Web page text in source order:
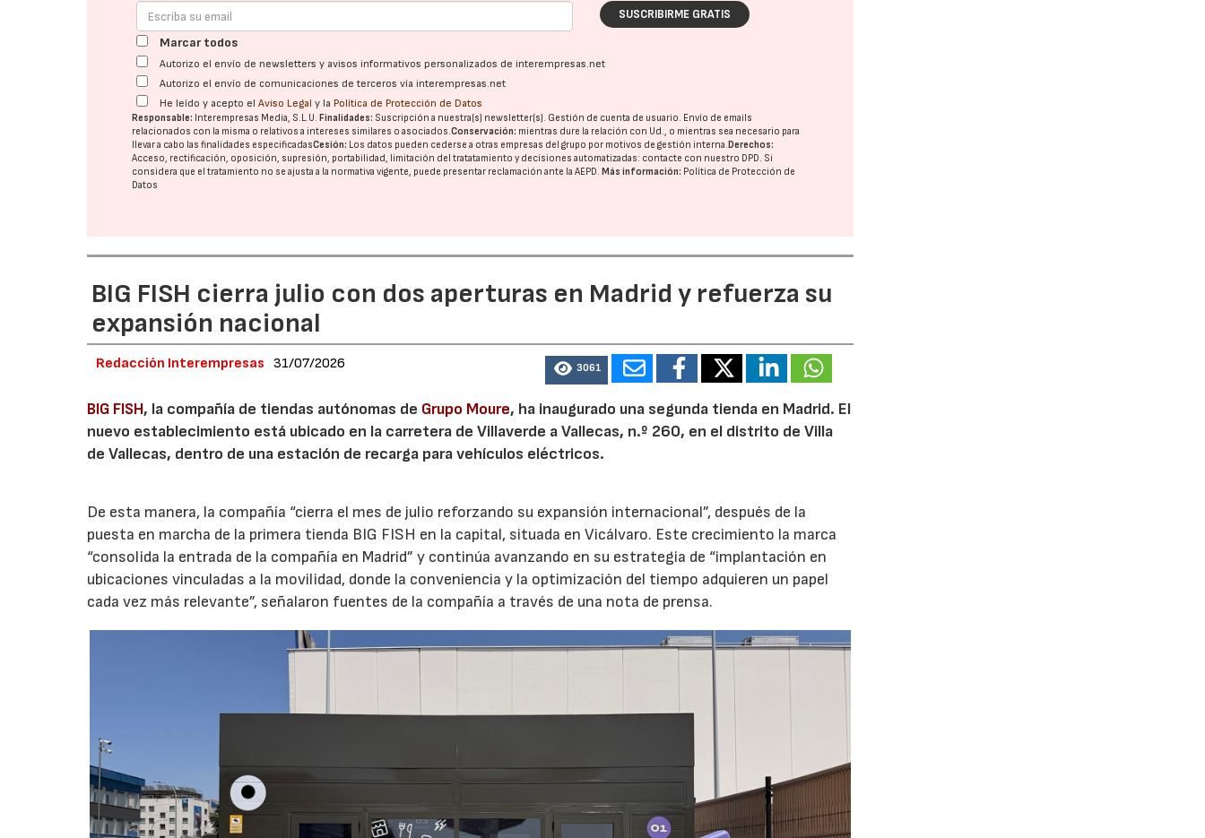
SUSCRIBIRME GRATIS
Marcar todos
Autorizo el envío de newsletters y avisos informativos personalizados de interempresas.net
Autorizo el envío de comunicaciones de terceros vía interempresas.net
He leído y acepto elAviso Legal y la Política de Protección de Datos
Responsable: Interempresas Media, S.L.U. Finalidades: Suscripción a nuestra(s) newsletter(s). Gestión de cuenta de usuario. Envío de emails
relacionados con la misma o relativos a intereses similares o asociados.Conservación: mientras dure la relación con Ud., o mientras sea necesario para
llevar a cabo las finalidades especificadasCesión: Los datos pueden cederse a otras empresas del grupo por motivos de gestión interna. Derechos:
Acceso, rectificación, oposición, supresión, portabilidad, limitación del tratatamiento y decisiones automatizadas: contacte con nuestro DPD. Si
considera que el tratamiento no se ajusta a la normativa vigente, puede presentar reclamación ante laAEPD. Más información: Política de Protección de
Datos
BIG FISH cierra julio con dos aperturas en Madrid y refuerza su
expansión nacional
Redacción Interempresas 31/07/2026 3061
BIG FISH, la compañía de tiendas autónomas de Grupo Moure, ha inaugurado una segunda tienda en Madrid. El
nuevo establecimiento está ubicado en la carretera de Villaverde a Vallecas, n.º 260, en el distrito de Villa
de Vallecas, dentro de una estación de recarga para vehículos eléctricos.
De esta manera, la compañía “cierra el mes de julio reforzando su expansión internacional”, después de la
puesta en marcha de la primera tienda BIG FISH en la capital, situada en Vicálvaro. Este crecimiento la marca
“consolida la entrada de la compañía en Madrid” y continúa avanzando en su estrategia de “implantación en
ubicaciones vinculadas a la movilidad, donde la conveniencia y la optimización del tiempo adquieren un papel
cada vez más relevante”, señalaron fuentes de la compañía a través de una nota de prensa.